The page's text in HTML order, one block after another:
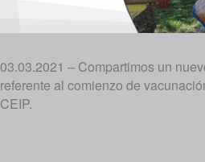
03.03.2021 – Compartimos un
referente al comienzo de
CEIP.